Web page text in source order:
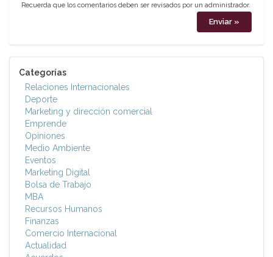
Recuerda que los comentarios deben ser revisados por un administrador.
Categorías
Relaciones Internacionales
Deporte
Marketing y dirección comercial
Emprende
Opiniones
Medio Ambiente
Eventos
Marketing Digital
Bolsa de Trabajo
MBA
Recursos Humanos
Finanzas
Comercio Internacional
Actualidad